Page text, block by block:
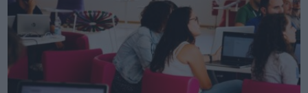
VIEW POST